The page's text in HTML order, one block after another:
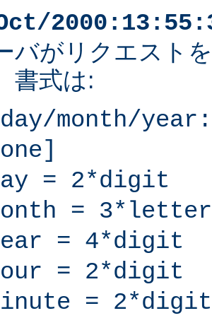
バがリクエスト
書式は:
month/
= 2*digit
= 3*letter
= 4*digit
= 2*digit
= 2*digit